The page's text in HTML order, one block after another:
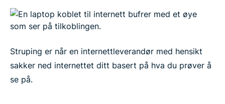
Hvordan vite om nettet ditt blir strupet
Hva er den beste metoden for å omgå
nettleverandørens båndbreddestruping?
Struping er når en internettleverandør med hensikt
sakker ned internettet ditt basert på hva du prøver å
se på.